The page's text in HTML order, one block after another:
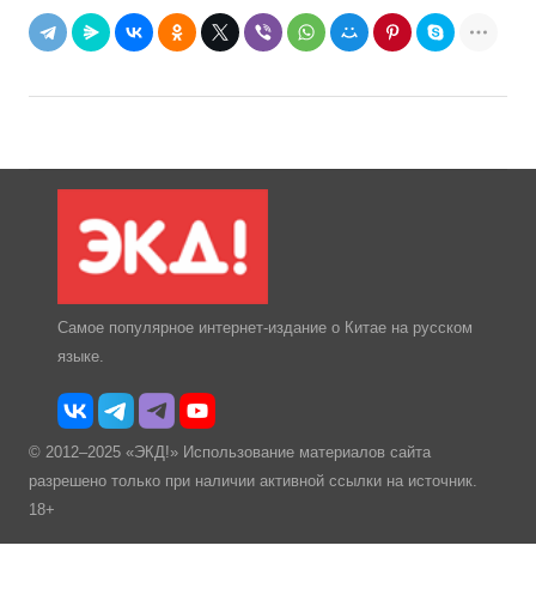
Самое популярное интернет-издание о Китае на русском
языке.
© 2012–2025 «ЭКД!» Использование материалов сайта
разрешено только при наличии активной ссылки на источник.
18+